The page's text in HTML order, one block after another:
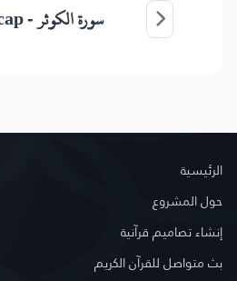
سورة الكوثر -
الرئيسية
حول المشروع
إنشاء تصاميم قرآنية
بث متواصل للقرآن الكريم